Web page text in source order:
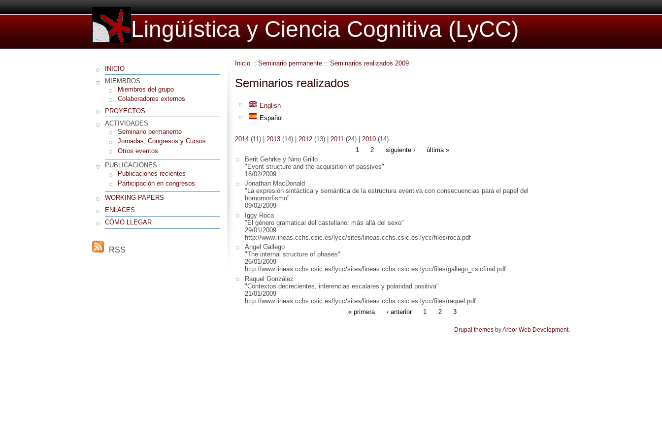
Lingüística y Ciencia Cognitiva (LyCC)
INICIO
MIEMBROS
Miembros del grupo
Colaboradores externos
PROYECTOS
ACTIVIDADES
Seminario permanente
Jornadas, Congresos y Cursos
Otros eventos
PUBLICACIONES
Publicaciones recientes
Participación en congresos
WORKING PAPERS
ENLACES
CÓMO LLEGAR
RSS
Inicio :: Seminario permanente :: Seminarios realizados 2009
Seminarios realizados
English
Español
2014 (11) | 2013 (14) | 2012 (13) | 2011 (24) | 2010 (14)
1
2 siguiente ›
última »
Berit Gehrke y Nino Grillo
"Event structure and the acquisition of passives"
16/02/2009
Jonathan MacDonald
"La expresión sintáctica y semántica de la estructura eventiva con consecuencias para el papel del
homomorfismo"
09/02/2009
Iggy Roca
"El género gramatical del castellano: más allá del sexo"
29/01/2009
http://www.lineas.cchs.csic.es/lycc/sites/lineas.cchs.csic.es.lycc/files/roca.pdf
Ángel Gallego
"The internal structure of phases"
26/01/2009
http://www.lineas.cchs.csic.es/lycc/sites/lineas.cchs.csic.es.lycc/files/gallego_csicfinal.pdf
Raquel González
"Contextos decrecientes, inferencias escalares y polaridad positiva"
21/01/2009
http://www.lineas.cchs.csic.es/lycc/sites/lineas.cchs.csic.es.lycc/files/raquel.pdf
« primera
‹ anterior 1 2 3
Drupal themes byArbor Web Development.